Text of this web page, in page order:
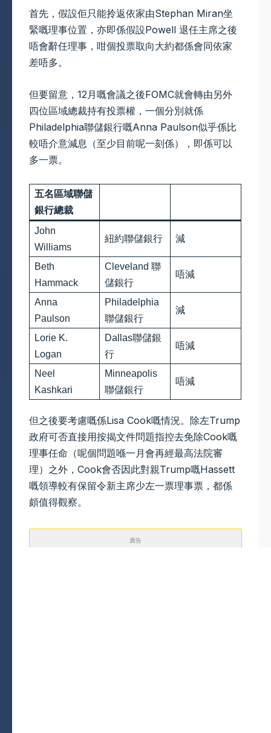
首先，假設佢只能拎返依家由Stephan Miran坐
緊嘅理事位置，亦即係假設Powell 退任主席之後
唔會辭任理事，咁個投票取向大約都係會同依家
差唔多。
但要留意，12月嘅會議之後FOMC就會轉由另外
四位區域總裁持有投票權，一個分別就係
Philadelphia聯儲銀行嘅Anna Paulson似乎係比
較唔介意減息（至少目前呢一刻係），即係可以
多一票。
五名區域聯儲
銀行總裁
John
Williams
紐約聯儲銀行 減
Beth
Hammack
Cleveland 聯
儲銀行
唔減
Anna
Paulson
Philadelphia
聯儲銀行
減
Lorie K.
Logan
Dallas聯儲銀
行
唔減
Neel
Kashkari
Minneapolis
聯儲銀行
唔減
但之後要考慮嘅係Lisa Cook嘅情況。除左Trump
政府可否直接用按揭文件問題指控去免除Cook嘅
理事任命（呢個問題喺一月會再經最高法院審
理）之外，Cook會否因此對親Trump嘅Hassett
嘅領導較有保留令新主席少左一票理事票，都係
頗值得觀察。
廣告